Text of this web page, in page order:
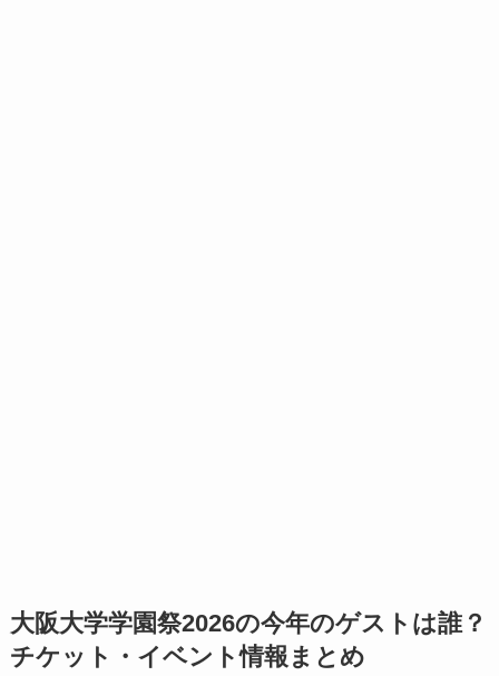
大阪大学学園祭2026の今年のゲストは誰？
チケット・イベント情報まとめ